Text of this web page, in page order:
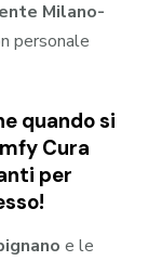
Milano-
personale
quando si
Cura
per
e le